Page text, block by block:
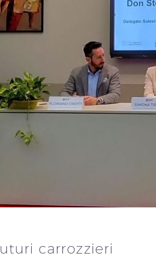
carrozzieri